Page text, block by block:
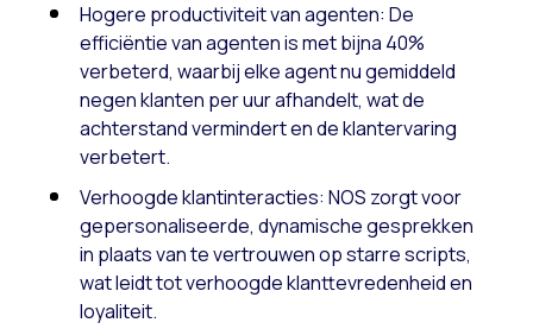
Hogere productiviteit van agenten: De
efficiëntie van agenten is met bijna 40%
verbeterd, waarbij elke agent nu gemiddeld
negen klanten per uur afhandelt, wat de
achterstand vermindert en de klantervaring
verbetert.
Verhoogde klantinteracties: NOS zorgt voor
gepersonaliseerde, dynamische gesprekken
in plaats van te vertrouwen op starre scripts,
wat leidt tot verhoogde klanttevredenheid en
loyaliteit.